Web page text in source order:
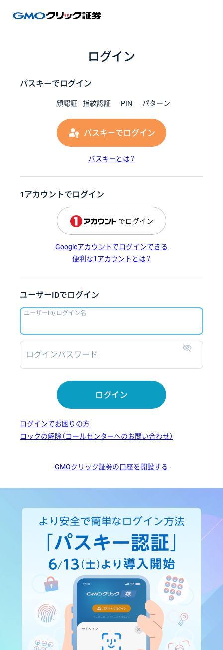
ログイン
パスキーでログイン
顔認証 指紋認証 PIN パターン
パスキーでログイン
パスキーとは？
1アカウントでログイン
でログイン
Googleアカウントでログインできる
便利な1アカウントとは？
ユーザーIDでログイン
ユーザーID/ログイン名
ログインパスワード
ログイン
ログインでお困りの方
ロックの解除（コールセンターへのお問い合わせ）
GMOクリック証券の口座を開設する